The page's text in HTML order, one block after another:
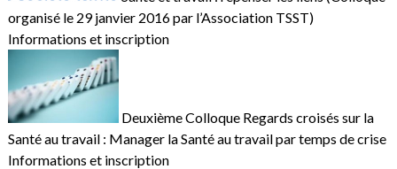
organisé le 29 janvier 2016 par l’Association TSST)
Informations et inscription
Deuxième Colloque Regards croisés sur la
Santé au travail : Manager la Santé au travail par temps de crise
Informations et inscription